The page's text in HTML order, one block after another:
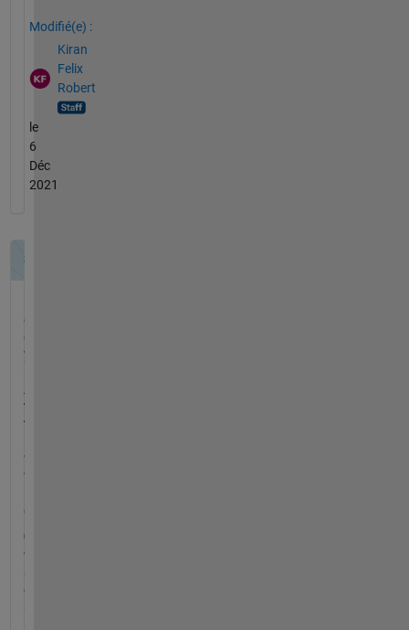
Modifié(e) :
Kiran
Felix
Robert
le
6
Déc
2021